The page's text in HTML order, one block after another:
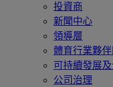
投資商
新聞中心
領導層
體育行業夥
可持續發展
公司治理